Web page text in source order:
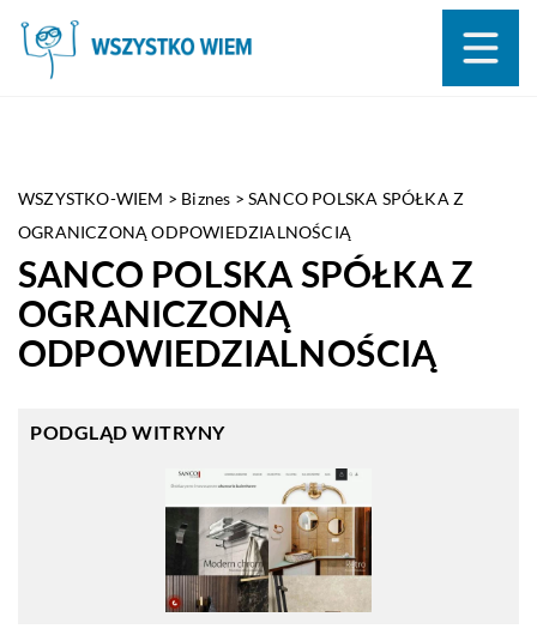
WSZYSTKO-WIEM > Biznes >SANCO POLSKA SPÓŁKA Z
OGRANICZONĄ ODPOWIEDZIALNOŚCIĄ
SANCO POLSKA SPÓŁKA Z
OGRANICZONĄ
ODPOWIEDZIALNOŚCIĄ
PODGLĄD WITRYNY